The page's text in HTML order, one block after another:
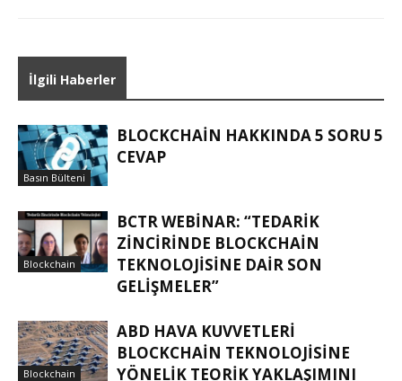
İlgili Haberler
Basın Bülteni
BLOCKCHAIN HAKKINDA 5 SORU 5
CEVAP
Blockchain
BCTR WEBINAR: “TEDARIK
ZINCIRINDE BLOCKCHAIN
TEKNOLOJISINE DAIR SON
GELIŞMELER”
Blockchain
ABD HAVA KUVVETLERI
BLOCKCHAIN TEKNOLOJISINE
YÖNELIK TEORIK YAKLAŞIMINI